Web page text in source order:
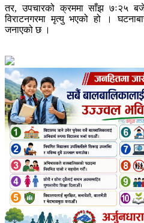
तर, उपचारको क्रममा साँझ ७ः२५
विराटनगरमा मृत्यु भएको हो ।
जनाएको छ ।